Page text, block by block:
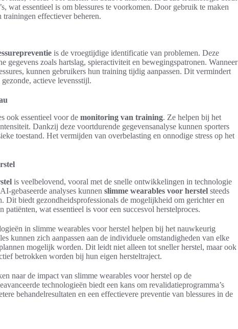
wat essentieel is om blessures te voorkomen. Door gebruik te maken
effectiever beheren.
is de vroegtijdige identificatie van problemen. Deze
gegevens zoals hartslag, spieractiviteit en bewegingspatronen. Wanneer
kunnen gebruikers hun training tijdig aanpassen. Dit vermindert
actieve levensstijl.
ook essentieel voor de monitoring van training. Ze helpen bij het
Dankzij deze voortdurende gegevensanalyse kunnen sporters
toestand. Het vermijden van overbelasting en onnodige stress op het
is veelbelovend, vooral met de snelle ontwikkelingen in technologie
gebaseerde analyses kunnen slimme wearables voor herstel steeds
Dit biedt gezondheidsprofessionals de mogelijkheid om gerichter en
wat essentieel is voor een succesvol herstelproces.
in slimme wearables voor herstel helpen bij het nauwkeurig
kunnen zich aanpassen aan de individuele omstandigheden van elke
mogelijk worden. Dit leidt niet alleen tot sneller herstel, maar ook
betrokken worden bij hun eigen hersteltraject.
naar de impact van slimme wearables voor herstel op de
technologieën biedt een kans om revalidatieprogramma’s
behandelresultaten en een effectievere preventie van blessures in de